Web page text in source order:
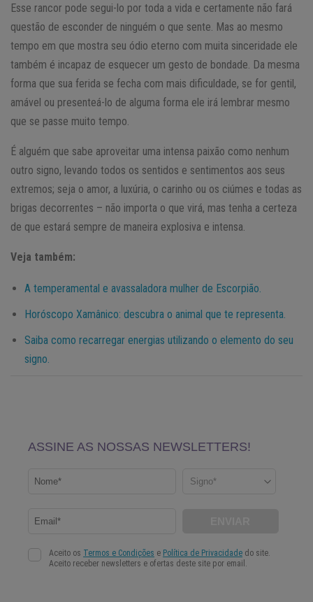
Esse rancor pode segui-lo por toda a vida e certamente não fará
questão de esconder de ninguém o que sente. Mas ao mesmo
tempo em que mostra seu ódio eterno com muita sinceridade ele
também é incapaz de esquecer um gesto de bondade. Da mesma
forma que sua ferida se fecha com mais dificuldade, se for gentil,
amável ou presenteá-lo de alguma forma ele irá lembrar mesmo
que se passe muito tempo.
É alguém que sabe aproveitar uma intensa paixão como nenhum
outro signo, levando todos os sentidos e sentimentos aos seus
extremos; seja o amor, a luxúria, o carinho ou os ciúmes e todas as
brigas decorrentes – não importa o que virá, mas tenha a certeza
de que estará sempre de maneira explosiva e intensa.
Veja também:
A temperamental e avassaladora mulher de Escorpião.
Horóscopo Xamânico: descubra o animal que te representa.
Saiba como recarregar energias utilizando o elemento do seu
signo.